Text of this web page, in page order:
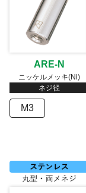
ARE-N
ニッケルメッキ(Ni)
ネジ径
M3